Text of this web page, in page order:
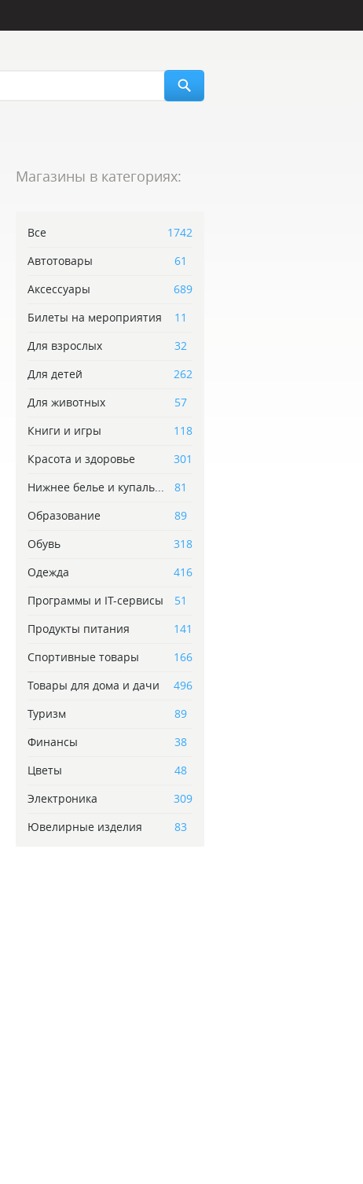
Магазины в категориях:
Все
1742
Автотовары
61
Аксессуары
689
Билеты на мероприятия
11
Для взрослых
32
Для детей
262
Для животных
57
Книги и игры
118
Красота и здоровье
301
Нижнее белье и купаль...
81
Образование
89
Обувь
318
Одежда
416
Программы и IT-сервисы
51
Продукты питания
141
Спортивные товары
166
Товары для дома и дачи
496
Туризм
89
Финансы
38
Цветы
48
Электроника
309
Ювелирные изделия
83